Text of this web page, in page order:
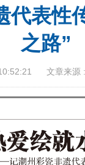
表性
之路”
文章来源